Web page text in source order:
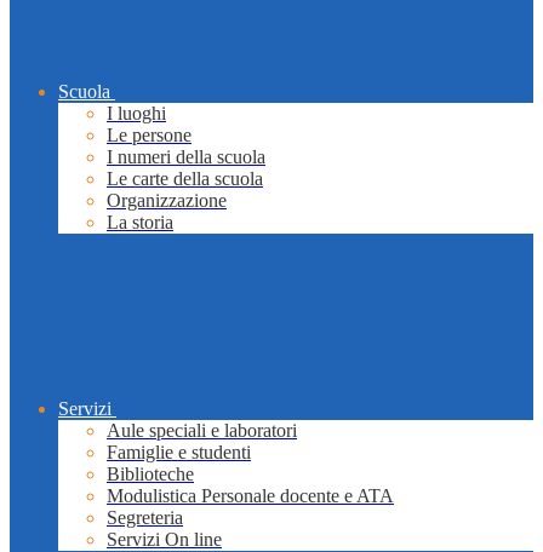
Scuola
I luoghi
Le persone
I numeri della scuola
Le carte della scuola
Organizzazione
La storia
Servizi
Aule speciali e laboratori
Famiglie e studenti
Biblioteche
Modulistica Personale docente e ATA
Segreteria
Servizi On line